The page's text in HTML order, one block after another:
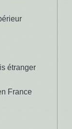
étranger
France